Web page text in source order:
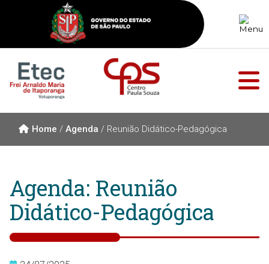
Home / Agenda / Reunião Didático-Pedagógica
Agenda: Reunião
Didático-Pedagógica